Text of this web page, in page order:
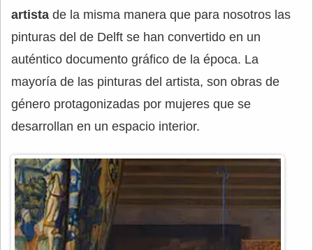
artista de la misma manera que para nosotros las
pinturas del de Delft se han convertido en un
auténtico documento gráfico de la época. La
mayoría de las pinturas del artista, son obras de
género protagonizadas por mujeres que se
desarrollan en un espacio interior.